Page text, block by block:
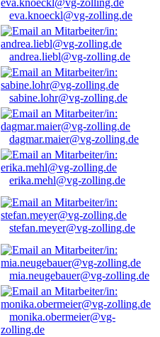
eva.knoeckl@vg-zolling.de
andrea.liebl@vg-zolling.de
sabine.lohr@vg-zolling.de
dagmar.maier@vg-zolling.de
erika.mehl@vg-zolling.de
stefan.meyer@vg-zolling.de
mia.neugebauer@vg-zolling.de
monika.obermeier@vg-
zolling.de